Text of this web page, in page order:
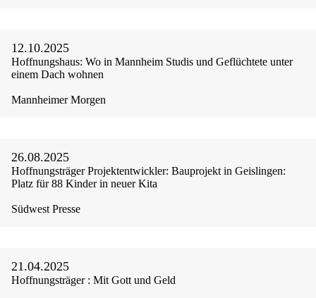
12.10.2025
Hoffnungshaus: Wo in Mannheim Studis und Geflüchtete unter
einem Dach wohnen
Mannheimer Morgen
26.08.2025
Hoffnungsträger Projektentwickler: Bauprojekt in Geislingen:
Platz für 88 Kinder in neuer Kita
Südwest Presse
21.04.2025
Hoffnungsträger : Mit Gott und Geld